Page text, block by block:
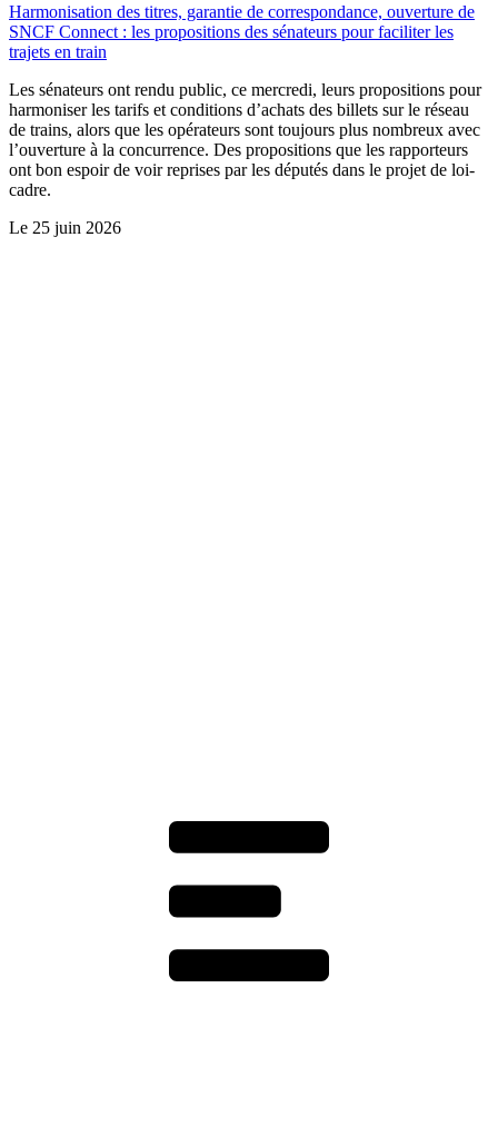
Harmonisation des titres, garantie de correspondance, ouverture de
SNCF Connect : les propositions des sénateurs pour faciliter les
trajets en train
Les sénateurs ont rendu public, ce mercredi, leurs propositions pour
harmoniser les tarifs et conditions d’achats des billets sur le réseau
de trains, alors que les opérateurs sont toujours plus nombreux avec
l’ouverture à la concurrence. Des propositions que les rapporteurs
ont bon espoir de voir reprises par les députés dans le projet de loi-
cadre.
Le 25 juin 2026